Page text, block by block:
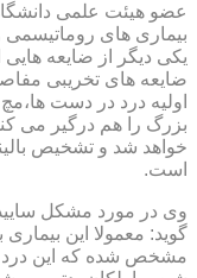
عضو هیئت علمی
بیماری های روماتیسمی
یکی دیگر از ضایعه
ضایعه های تخریبی
اولیه درد در دست
بزرگ را هم درگیر می
خواهد شد و تشخیص
است.
وی در مورد مشکل
گوید: معمولا این
مشخص شده که این درد